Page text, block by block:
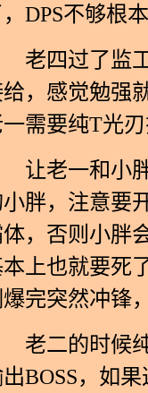
，DPS不够根
四过了监工
，感觉勉强
需要纯T光
老一和小胖
小胖，注意要
，否则小胖
上也就要死
爆完突然冲锋
二的时候纯
BOSS，如